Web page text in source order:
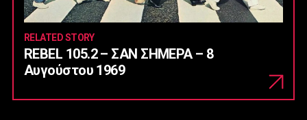
RELATED STORY
REBEL 105.2 – ΣΑΝ ΣΗΜΕΡΑ – 8
Αυγούστου 1969